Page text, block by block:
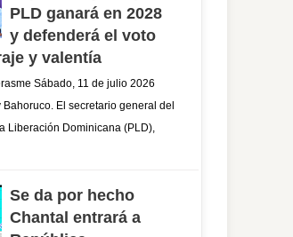
PLD ganará en 2028
y defenderá el voto
y valentía
Sábado, 11 de julio 2026
Bahoruco. El secretario general del
Liberación Dominicana (PLD),
Se da por hecho
Chantal entrará a